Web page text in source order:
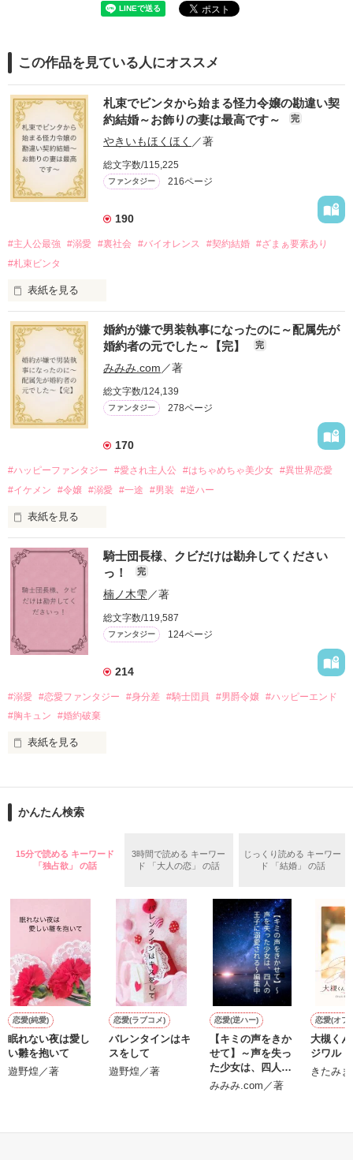
この作品を見ている人にオススメ
札束でビンタから始まる怪力令嬢の勘違い契
約結婚～お飾りの妻は最高です～
完
やきいもほくほく ／著
総文字数/115,225
ファンタジー 216ページ
190
#主人公最強 #溺愛 #裏社会 #バイオレンス #契約結婚 #ざまぁ要素あり
#札束ビンタ
表紙を見る
かつては英雄と呼ばれた父は事業で失敗ばかり。
そのせいで極貧生活を送るオリヴィア・ディルムーンは、母が
倒れたことをきっかけに娼婦になり稼ごうと屋敷を飛び出し
た。
娼館（たぶん）の店主は札束でビンタしてくる謎の男。
金と引き換えに雇われたと思いきや……契約結婚だった！？
裏社会を牛耳るロベールは仮面をつけており、謎が多いが幸せ
な結婚生活を満喫中。
そこでロベールを慕うアリスに一方的に敵視され、嫌がらせを
勘違いから始まる初夜騒動に危険ばかりの血まみれ新婚生活。
出会いは最悪、結婚生活は最高……？
愛を知らない公爵と天然怪力令嬢の溺愛バイオレンスラブコメ
ディです。
＊この世界のお金はお札にさせてください。
＊なろう、カクヨム、アルファポリス掲載中
作品を読む
婚約が嫌で男装執事になったのに～配属先が
婚約者の元でした～【完】
完
みみみ.com ／著
総文字数/124,139
ファンタジー 278ページ
170
#ハッピーファンタジー #愛され主人公 #はちゃめちゃ美少女 #異世界恋愛
#イケメン
#令嬢 #溺愛 #一途 #男装 #逆ハー
表紙を見る
＼異世界ラブコメ×ハッピーファンタジー／
「いやっほぉぉおお〜い！！！！」
バンジーした侯爵令嬢の先にいたのは
甘いマスクの公爵様の頭上でした
「…は？」
リリィ・ロゼッタ侯爵令嬢
透き通るほど白い肌と華奢の手足
ギル・レイヴン公爵
サラサラとした綺麗な黒髪に綺麗な青色の瞳
あまりにも整った顔は女性たちを引き寄せる
社交界で圧倒的人気を誇っていた
表では甘いマスクを被る彼の裏は……
空から降ってきたリリィに恋したギルは
そうだ！男装執事として生きていこう！
騎士団長様、クビだけは勘弁してください
っ！
完
楠ノ木雫／著
総文字数/119,587
ファンタジー 124ページ
214
#溺愛 #恋愛ファンタジー #身分差 #騎士団員 #男爵令嬢 #ハッピーエンド
#胸キュン
#婚約破棄
表紙を見る
目が覚めたら、自分の隣に知らない男が眠っていた。
朝の鍛錬が迫っていて置いていったが……
鍛錬後の業務中に遭遇、彼はあの近衛騎士団長だと判明した。
「そうだな……黙ってはおいてやろう。だが、何でもするとい
う言葉は言わないほうがいい」
甘い言葉をささやく近衛騎士団長に翻弄されるテレシアの恋物
語が始まる——
┈┈┈┈┈┈┈ ❁ ❁ ❁ ┈┈┈┈┈┈┈┈
かんたん検索
15分で読める キーワード
「独占欲」 の話
3時間で読める キーワー
ド 「大人の恋」 の話
じっくり読める キーワー
ド 「結婚」 の話
恋愛(純愛)
眠れない夜は愛し
い雛を抱いて
遊野煌／著
恋愛(ラブコメ)
バレンタインはキ
スをして
遊野煌／著
恋愛(逆ハー)
【キミの声をきか
せて】～声を失っ
た少女は、四人の
王子に溺愛される
みみみ.com／著
恋愛(オフ
大槻く
ジワル
きたみ